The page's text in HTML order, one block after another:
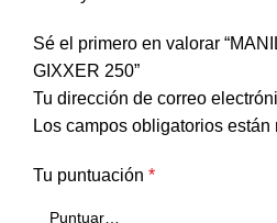
Sé el primero en valorar
GIXXER 250”
Tu dirección de correo
Los campos obligatorios están
Tu puntuación *